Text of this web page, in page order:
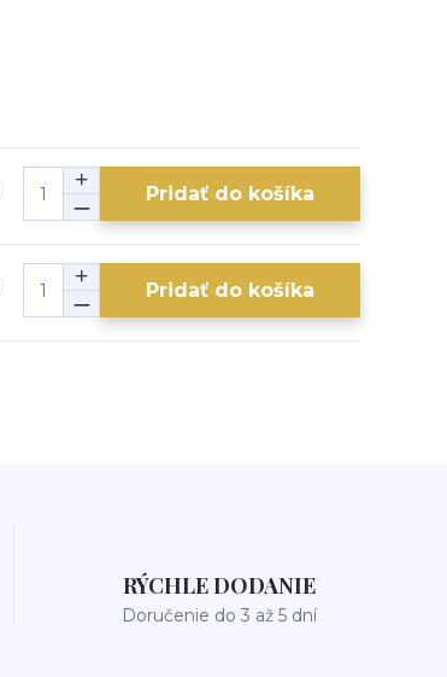
Pridať do košíka
Pridať do košíka
RÝCHLE DODANIE
Doručenie do 3 až 5 dní